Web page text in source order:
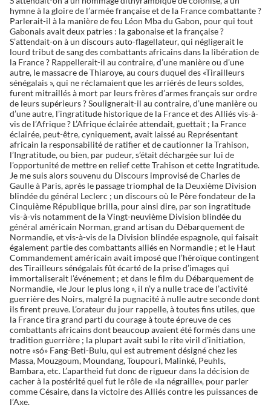
hymne à la gloire de l’armée française et de la France combattante ?
Parlerait-il à la manière de feu Léon Mba du Gabon, pour qui tout
Gabonais avait deux patries : la gabonaise et la française ?
S’attendait-on à un discours auto-flagellateur, qui négligerait le
lourd tribut de sang des combattants africains dans la libération de
la France ? Rappellerait-il au contraire, d’une manière ou d’une
autre, le massacre de Thiaroye, au cours duquel des «Tirailleurs
sénégalais », qui ne réclamaient que les arriérés de leurs soldes,
furent mitraillés à mort par leurs frères d’armes français sur ordre
de leurs supérieurs ? Soulignerait-il au contraire, d’une manière ou
d’une autre, l’ingratitude historique de la France et des Alliés vis-à-
vis de l’Afrique ? L’Afrique éclairée attendait, guettait ; la France
éclairée, peut-être, cyniquement, avait laissé au Représentant
africain la responsabilité de ratifier et de cautionner la Trahison,
l’Ingratitude, ou bien, par pudeur, s’était déchargée sur lui de
l’opportunité de mettre en relief cette Trahison et cette Ingratitude.
Je me suis alors souvenu du Discours improvisé de Charles de
Gaulle à Paris, après le passage triomphal de la Deuxième Division
blindée du général Leclerc ; un discours où le Père fondateur de la
Cinquième République brilla, pour ainsi dire, par son ingratitude
vis-à-vis notamment de la Vingt-neuvième Division blindée du
général américain Norman, grand artisan du Débarquement de
Normandie, et vis-à-vis de la Division blindée espagnole, qui faisait
également partie des combattants alliés en Normandie ; et le Haut
Commandement américain avait imposé que l’héroïque contingent
des Tirailleurs sénégalais fût écarté de la prise d’images qui
immortaliserait l’événement ; et dans le film du Débarquement de
Normandie, «le Jour le plus long », il n’y a nulle trace de l’activité
guerrière des Noirs, malgré la pugnacité à nulle autre seconde dont
ils firent preuve. L’orateur du jour rappelle, à toutes fins utiles, que
la France tira grand parti du courage à toute épreuve de ces
combattants africains dont beaucoup avaient été formés dans une
tradition guerrière ; la plupart avait subi le rite viril d’initiation,
notre «só» Fang-Beti-Bulu, qui est autrement désigné chez les
Massa, Mouzgoum, Moundang, Toupouri, Malinké, Peuhls,
Bambara, etc. L’apartheid fut donc de rigueur dans la décision de
cacher à la postérité quel fut le rôle de «la négraille», pour parler
comme Césaire, dans la victoire des Alliés contre les puissances de
l’Axe.